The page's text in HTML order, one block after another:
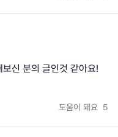
신 분의 글인것 같아요!
도움이 돼요 5